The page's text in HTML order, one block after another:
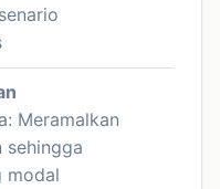
Meramalkan
sehingga
modal